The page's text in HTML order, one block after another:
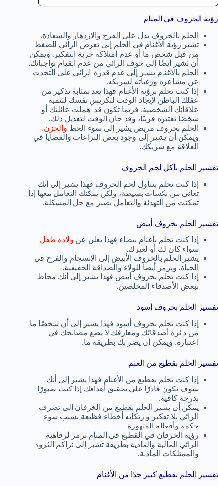
رؤية الخروف في المنام
الحلم بالخروف يدل على الفرح والازدهار والسعادة.
تشير رؤية الأغنام في الحلم إلى تعرض الرائي للضغط
من قبل شخص ما أو عدم امتلاكه حرية التفكير. ويمكن
أن تشير أيضًا إلى خوف الرائي من عدم القيام بواجباتك.
الحلم بالأغنام يشير إلى عدم قدرة الرائي على التحدث
عن مشاعره ورغباته لشريكه.
إذا كنت تحلم برؤية الأغنام فهذا يعد بمثابة تذكير من
عقلك الباطن لإيجاد الوقت لتكريس نفسك لتنمية
علاقاتك الشخصية. فربما تكون قد أهملت عائلتك أو
شخصًا تعتبره قريبًا، وقد حان الوقت لتعديل ذلك.
الحلم بخروف مريض يشير إلى سوء الحظ والحزن.
ويمكن أن يشير إلى وجود بعض النزاعات والقضايا في
العلاقة مع شريكك.
تفسير الحلم بأكل لحم الخروف
إذا كنت تحلم بتناول لحم الخروف فهذا يشير إلى أنك
تعاني من نكسات بسيطة، ولكن يمكنك التعامل معها إذا
تمكنت من التهدئة والتعامل بصبر مع حل المشكلة.
تفسير الحلم بخروف أبيض
إذا كنت تحلم بأغنام بيضاء فهذا يعلن عن ولادة طفل
سواء كان لك أو لغيرك.
يشير الحلم بالخروف الأبيض إلى الانسجام والفرح في
الحياة. ويرمز أيضاً للولاء والصداقة الحقيقية.
إذا كنت تحلم بخروف أبيض فهذا يشير إلى أنك محاط
ببعض الأصدقاء المخلصين.
تفسير الحلم بخروف أسود
إذا كنت تحلم بخروف أسود فهذا يشير إلى أن شخصًا ما
من دائرة أصدقائك ومعارفك لا يضع مصالحك في
اعتباره. ويمكن أن يضر بك بطريقة ما.
تفسير الحلم بقطيع من الغنم
إذا كنت تحلم بقطيع من الأغنام فهذا يشير إلى أنك
سوف تكون قادرًا على تحقيق أهدافك إذا كنت صبورًا
بدرجة كافية.
يمكن أن يشير الحلم بقطيع من الخرفان إلى تصرف
الرائي بلا تفكير وارتكابه أخطاء فظيعة بسبب سوء
حكمه وأفعاله المتهورة.
رؤية الخرفان في القطيع في المنام ترمز لرفاهية
الرائي المالية والمادية بطريقة تشير إلى تراكم الثروة
والممتلكات المادية.
تفسير الحلم بقطيع كبير جدًا من الأغنام